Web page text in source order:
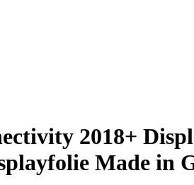
2018+
Made in